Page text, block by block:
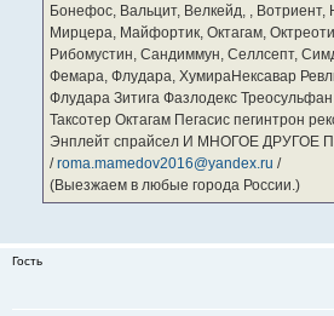
Бонефос, Вальцит, Велкейд, , Вотриент,
Мирцера, Майфортик, Октагам,
Рибомустин, Сандиммун, Селлсепт,
Фемара, Флудара, ХумираНексавар
Флудара Зитига Фазлодекс
Таксотер Октагам Пегасис пегинтрон
Энплейт спрайсел И МНОГОЕ
/roma.mamedov2016@yandex.ru /
(Выезжаем в любые города России.)
Гость